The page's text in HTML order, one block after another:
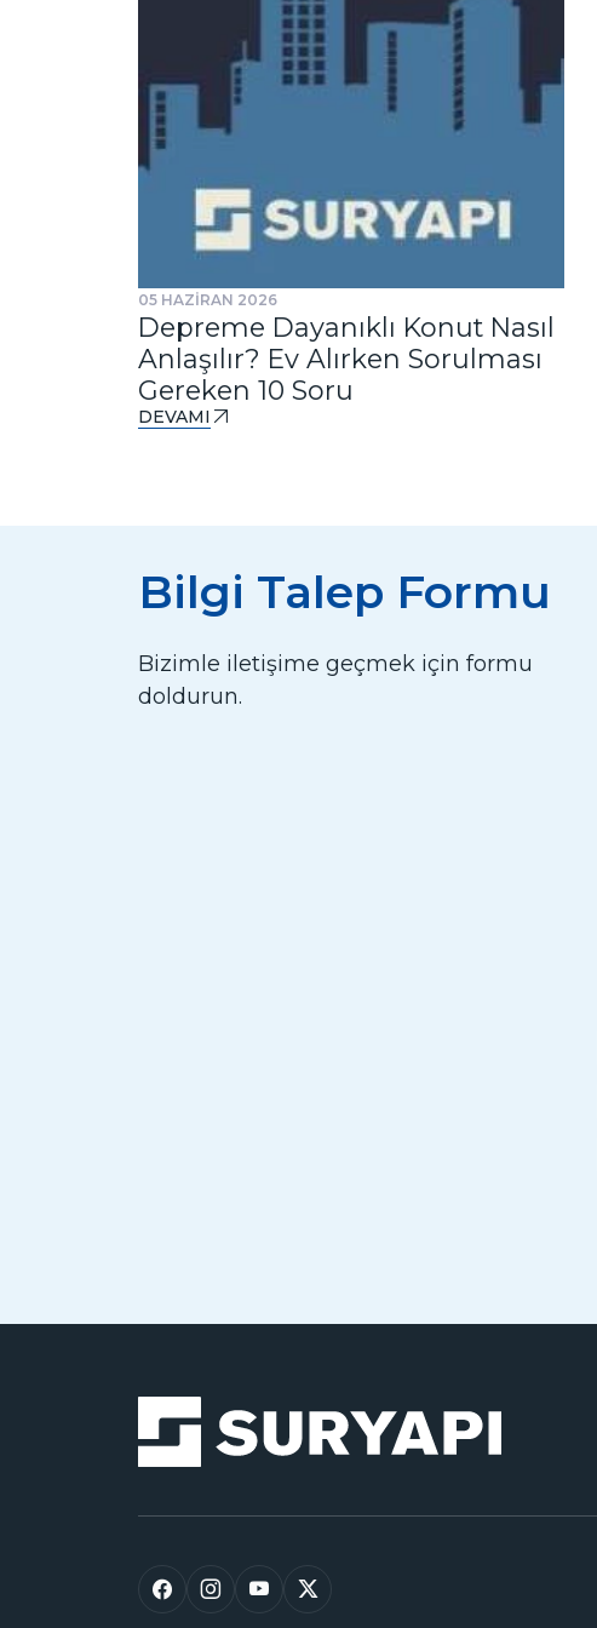
05 HAZİRAN 2026
Depreme Dayanıklı Konut Nasıl
Anlaşılır? Ev Alırken Sorulması
Gereken 10 Soru
DEVAMI
Bilgi Talep Formu
Bizimle iletişime geçmek için formu
doldurun.